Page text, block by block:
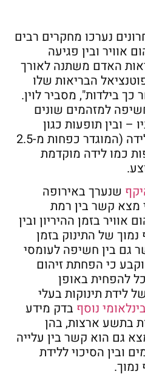
נערכו מחקרים רבים
אוויר ובין פגיעה
האדם משתנה לאורך
הבריאות שלו
בילדות", מסביר לוין.
למזהמים שונים
– ובין תופעות כגון
משקל גוף נמוך בעת הלידה (המוגדר כפחות מ-2.5
כמו לידה מוקדמת
שנערך באירופה
מצא קשר בין רמת
בזמן ההיריון ובין
של התינוק בזמן
גם בין חשיפה לעומסי
וקבע כי הפחתת זיהום
להפחית באופן
לידת תינוקות בעלי
נוסף בדק מידע
בתשע ארצות, בהן
גם הוא קשר בין עלייה
ובין הסיכוי ללידת
נמוך.